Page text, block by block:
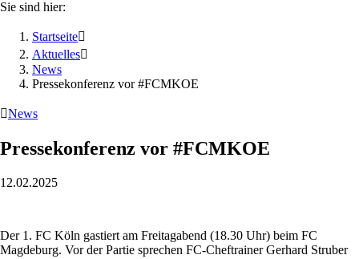
Sie sind hier:
Startseite
Aktuelles
News
Pressekonferenz vor #FCMKOE
News
Pressekonferenz vor #FCMKOE
12.02.2025
Der 1. FC Köln gastiert am Freitagabend (18.30 Uhr) beim FC
Magdeburg. Vor der Partie sprechen FC-Cheftrainer Gerhard Struber